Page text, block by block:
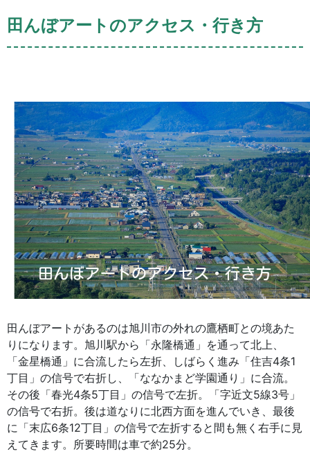
田んぼアートのアクセス・行き方
田んぼアートがあるのは旭川市の外れの鷹栖町との境あた
りになります。旭川駅から「永隆橋通」を通って北上、
「金星橋通」に合流したら左折、しばらく進み「住吉4条1
丁目」の信号で右折し、「ななかまど学園通り」に合流。
その後「春光4条5丁目」の信号で左折。「字近文5線3号」
の信号で右折。後は道なりに北西方面を進んでいき、最後
に「末広6条12丁目」の信号で左折すると間も無く右手に見
えてきます。所要時間は車で約25分。